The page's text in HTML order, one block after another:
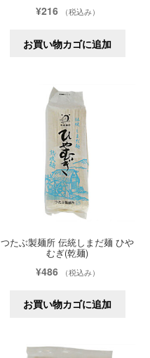
¥216 （税込み）
お買い物カゴに追加
つたぶ製麺所 伝統しまだ麺 ひや
むぎ(乾麺)
¥486 （税込み）
お買い物カゴに追加